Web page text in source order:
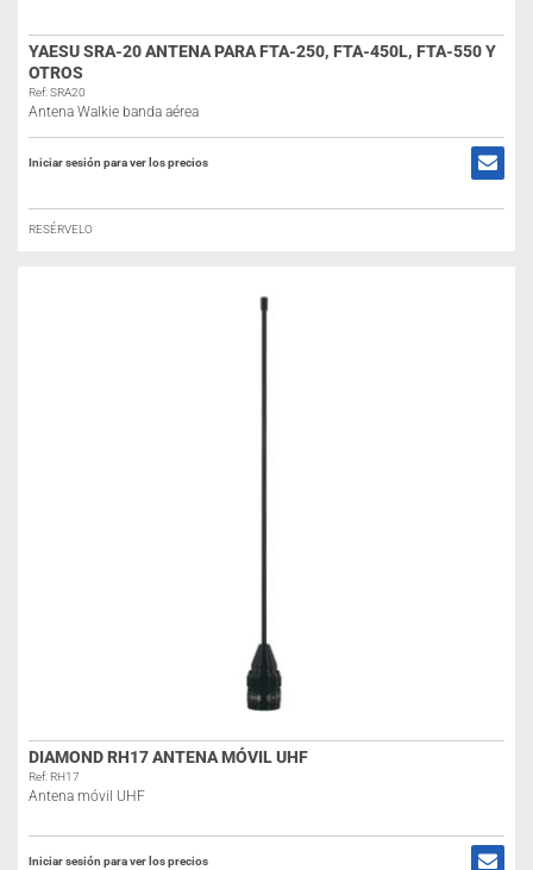
YAESU SRA-20 ANTENA PARA FTA-250, FTA-450L, FTA-550 Y
OTROS
Ref: SRA20
Antena Walkie banda aérea
Iniciar sesión para ver los precios
RESÉRVELO
DIAMOND RH17 ANTENA MÓVIL UHF
Ref: RH17
Antena móvil UHF
Iniciar sesión para ver los precios